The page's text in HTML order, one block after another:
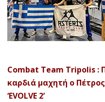
Combat Team Tripolis :
καρδιά μαχητή ο
‘EVOLVE 2’